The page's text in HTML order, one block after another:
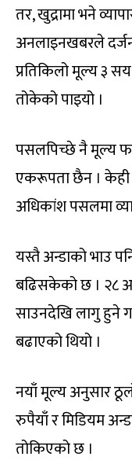
तर, खुद्रामा भने
अनलाइनखबरले
प्रतिकिलो मूल्य ३
तोकेको पाइयो ।
पसलपिच्छे नै मूल्य
एकरूपता छैन ।
अधिकांश पसलमा
यस्तै अन्डाको भाउ
बढिसकेको छ । २८
साउनदेखि लागु हुने
बढाएको थियो ।
नयाँ मूल्य अनुसार
रुपैयाँ र मिडियम
तोकिएको छ ।